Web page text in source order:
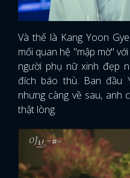
Và thế là Kang Yoon
mối quan hệ "mập mờ"
người phụ nữ xinh đẹp
đích báo thù. Ban đầu
nhưng càng về sau, anh
thật lòng.